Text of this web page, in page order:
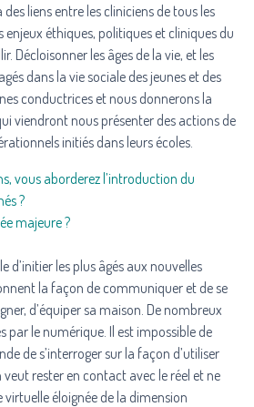
liens entre les cliniciens de tous les
éthiques, politiques et cliniques du
Décloisonner les âges de la vie, et les
dans la vie sociale des jeunes et des
conductrices et nous donnerons la
viendront nous présenter des actions de
initiés dans leurs écoles.
vous aborderez l’introduction du
?
majeure ?
d’initier les plus âgés aux nouvelles
la façon de communiquer et de se
d’équiper sa maison. De nombreux
par le numérique. Il est impossible de
de s’interroger sur la façon d’utiliser
rester en contact avec le réel et ne
virtuelle éloignée de la dimension